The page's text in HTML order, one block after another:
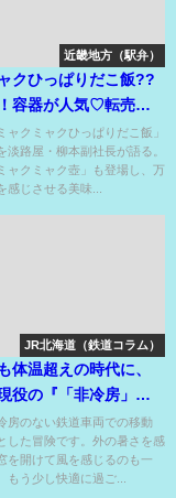
近畿地方（駅弁）
クひっぱりだこ飯??
容器が人気♡転売ヤ
ャクミャクひっぱりだこ飯」
淡路屋・柳本副社長が語る。
ャクミャク壺」も登場し、万
感じさせる美味...
JR北海道（鉄道コラム）
体温超えの時代に、
役の『「非冷房」の
??
房のない鉄道車両での移動
した冒険です。外の暑さを感
を開けて風を感じるのも一
もう少し快適に過ご...